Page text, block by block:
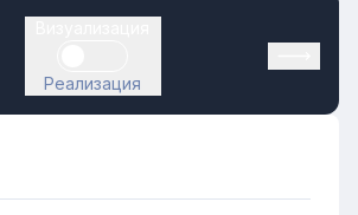
Реализация